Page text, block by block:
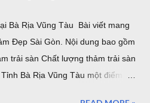
Bà Rịa Vũng Tàu Bài viết mang
Đẹp Sài Gòn. Nội dung bao gồm
trải sàn Chất lượng thảm trải sàn
Bà Rịa Vũng Tàu một điểm